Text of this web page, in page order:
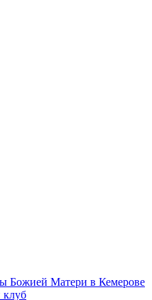
Божией Матери в Кемерове
клуб